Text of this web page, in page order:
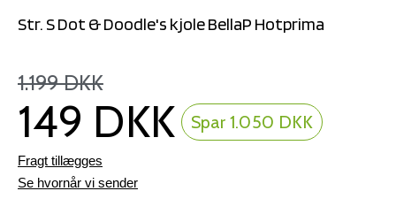
Str. S Dot & Doodle's kjole BellaP Hotprima
1.199 DKK
149 DKK Spar 1.050 DKK
Fragt tillægges
Se hvornår vi sender